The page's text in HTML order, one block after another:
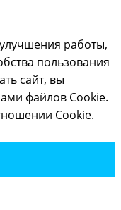
работы,
пользования
сайт, вы
файлов Cookie.
Cookie.